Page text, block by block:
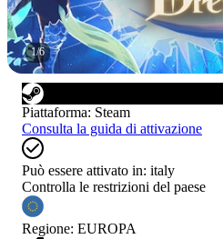
1/6
Piattaforma: Steam
Consulta la guida di attivazione
Può essere attivato in: italy
Controlla le restrizioni del paese
Regione: EUROPA